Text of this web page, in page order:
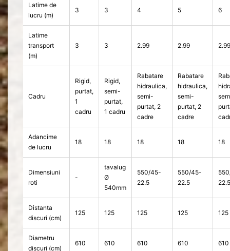
Latime de
lucru (m)
3 3 4 5 6
Latime
transport
(m)
3 3 2.99 2.99 2.99
Cadru
Rigid,
purtat,
1
cadru
Rigid,
semi-
purtat,
1 cadru
Rabatare
hidraulica,
semi-
purtat, 2
cadre
Rabatare
hidraulica,
semi-
purtat, 2
cadre
Adancime
de lucru
18 18 18 18 18
Dimensiuni
roti
-
tavalug
Ø
540mm
550/45-
22.5
550/45-
22.5
22.5
Distanta
discuri (cm)
125 125 125 125 125
Diametru
discuri (cm)
610 610 610 610 610